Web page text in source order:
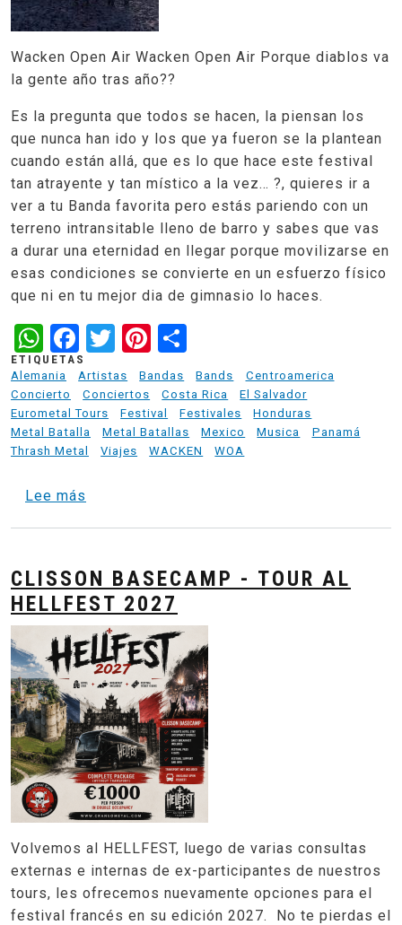
Wacken Open Air Wacken Open Air Porque diablos va
la gente año tras año??
Es la pregunta que todos se hacen, la piensan los
que nunca han ido y los que ya fueron se la plantean
cuando están allá, que es lo que hace este festival
tan atrayente y tan místico a la vez… ?, quieres ir a
ver a tu Banda favorita pero estás pariendo con un
terreno intransitable lleno de barro y sabes que vas
a durar una eternidad en llegar porque movilizarse en
esas condiciones se convierte en un esfuerzo físico
que ni en tu mejor dia de gimnasio lo haces.
WhatsApp
Facebook
TwitterPinterest
ETIQUETAS
Alemania
Artistas Bandas Bands
Centroamerica
Concierto
Conciertos Costa Rica
El Salvador
Eurometal Tours
Festival Festivales
Honduras
Metal Batalla
Metal Batallas Mexico Musica
Panamá
Thrash Metal
Viajes WACKEN WOA
Lee más
CLISSON BASECAMP - TOUR AL
HELLFEST 2027
Volvemos al HELLFEST, luego de varias consultas
externas e internas de ex-participantes de nuestros
tours, les ofrecemos nuevamente opciones para el
festival francés en su edición 2027. No te pierdas el